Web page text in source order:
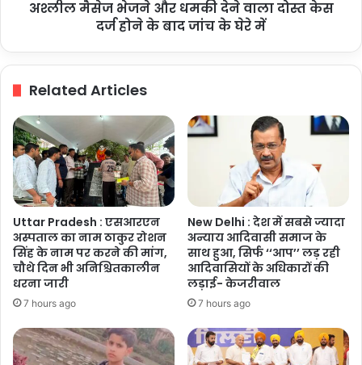
धमकी
के
बाद
जांच
के
घेरे
अश्लील मैसेज भेजने और धमकी देने वाला दोस्त केस
दर्ज होने के बाद जांच के घेरे में
Related Articles
Uttar Pradesh : एसआरएन
अस्पताल का नाम ठाकुर रोशन
सिंह के नाम पर करने की मांग,
चौथे दिन भी अनिश्चितकालीन
धरना जारी
7 hours ago
New Delhi : देश में सबसे ज्यादा
अन्याय आदिवासी समाज के
साथ हुआ, सिर्फ ‘‘आप’’ लड़ रही
आदिवासियों के अधिकारों की
लड़ाई- केजरीवाल
7 hours ago